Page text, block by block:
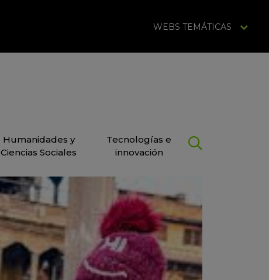
WEBS TEMÁTICAS
Humanidades y
Ciencias Sociales
Tecnologías e
innovación